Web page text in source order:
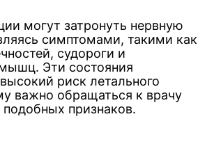
могут затронуть нервную
симптомами, такими как
судороги и
Эти состояния
риск летального
важно обращаться к врачу
признаков.